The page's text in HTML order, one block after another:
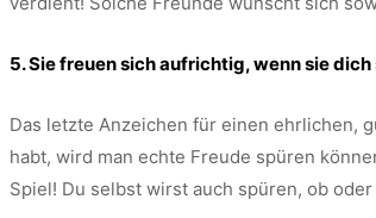
5. Sie freuen sich aufrichtig, wenn sie dich
Das letzte Anzeichen für einen ehrlichen,
habt, wird man echte Freude spüren
Spiel! Du selbst wirst auch spüren, ob